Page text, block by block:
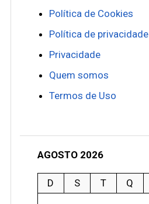
Política de Cookies
Política de privacidade
Privacidade
Quem somos
Termos de Uso
AGOSTO 2026
D S T Q